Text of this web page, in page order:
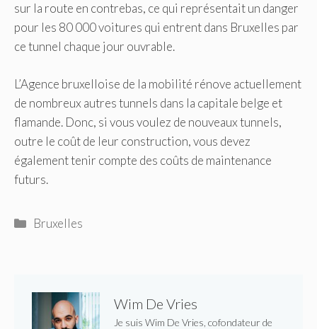
sur la route en contrebas, ce qui représentait un danger
pour les 80 000 voitures qui entrent dans Bruxelles par
ce tunnel chaque jour ouvrable.
L’Agence bruxelloise de la mobilité rénove actuellement
de nombreux autres tunnels dans la capitale belge et
flamande. Donc, si vous voulez de nouveaux tunnels,
outre le coût de leur construction, vous devez
également tenir compte des coûts de maintenance
futurs.
Catégories
Bruxelles
Wim De Vries
Je suis Wim De Vries, cofondateur de